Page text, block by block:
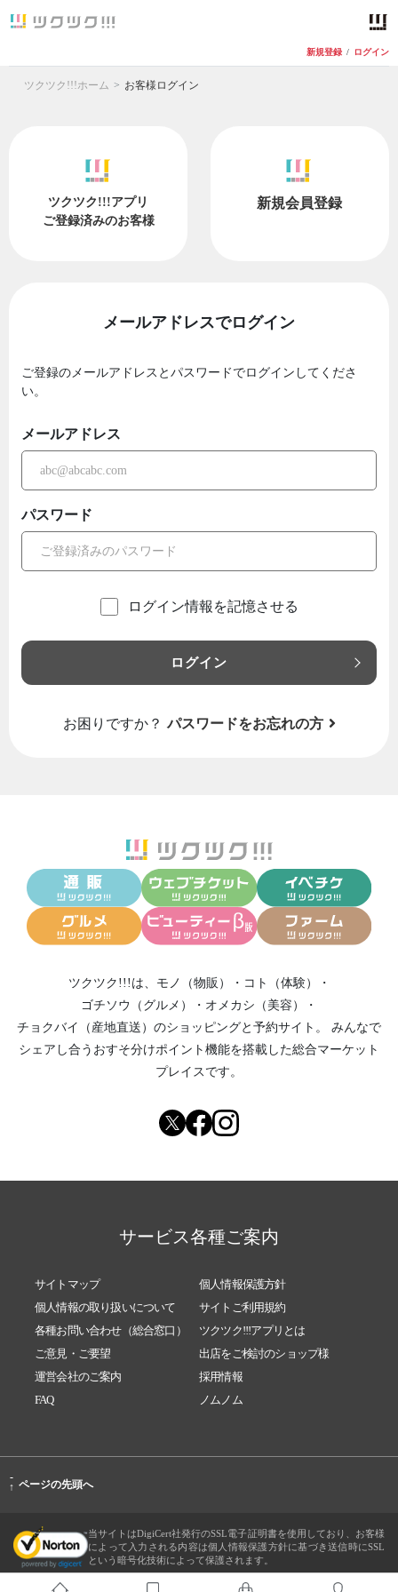
新規登録 / ログイン
ツクツク!!!ホーム お客様ログイン
ツクツク!!!アプリ
ご登録済みのお客様
新規会員登録
メールアドレスでログイン
ご登録のメールアドレスとパスワードでログインしてくださ
い。
メールアドレス
パスワード
ログイン情報を記憶させる
ログイン
お困りですか？ パスワードをお忘れの方
ツクツク!!!は、 モノ（物販） ・ コト（体験）
・
ゴチソウ（グルメ）
・ オメカシ（美容）
・
チョクバイ（産地直送） のショッピングと予約サイト。
みんなで
シェアし合う おすそ分けポイント機能を搭載した総合マーケット
プレイスです。
サービス各種ご案内
サイトマップ
個人情報保護方針
個人情報の取り扱いについて
サイトご利用規約
各種お問い合わせ（総合窓口）
ツクツク!!!アプリとは
ご意見・ご要望
出店をご検討のショップ様
運営会社のご案内
採用情報
FAQ
ノムノム
-
↑ ページの先頭へ
当サイトはDigiCert社発行のSSL電子証明書を使用しており、お客様
によって入力される内容は個人情報保護方針に基づき送信時にSSL
という暗号化技術によって保護されます。